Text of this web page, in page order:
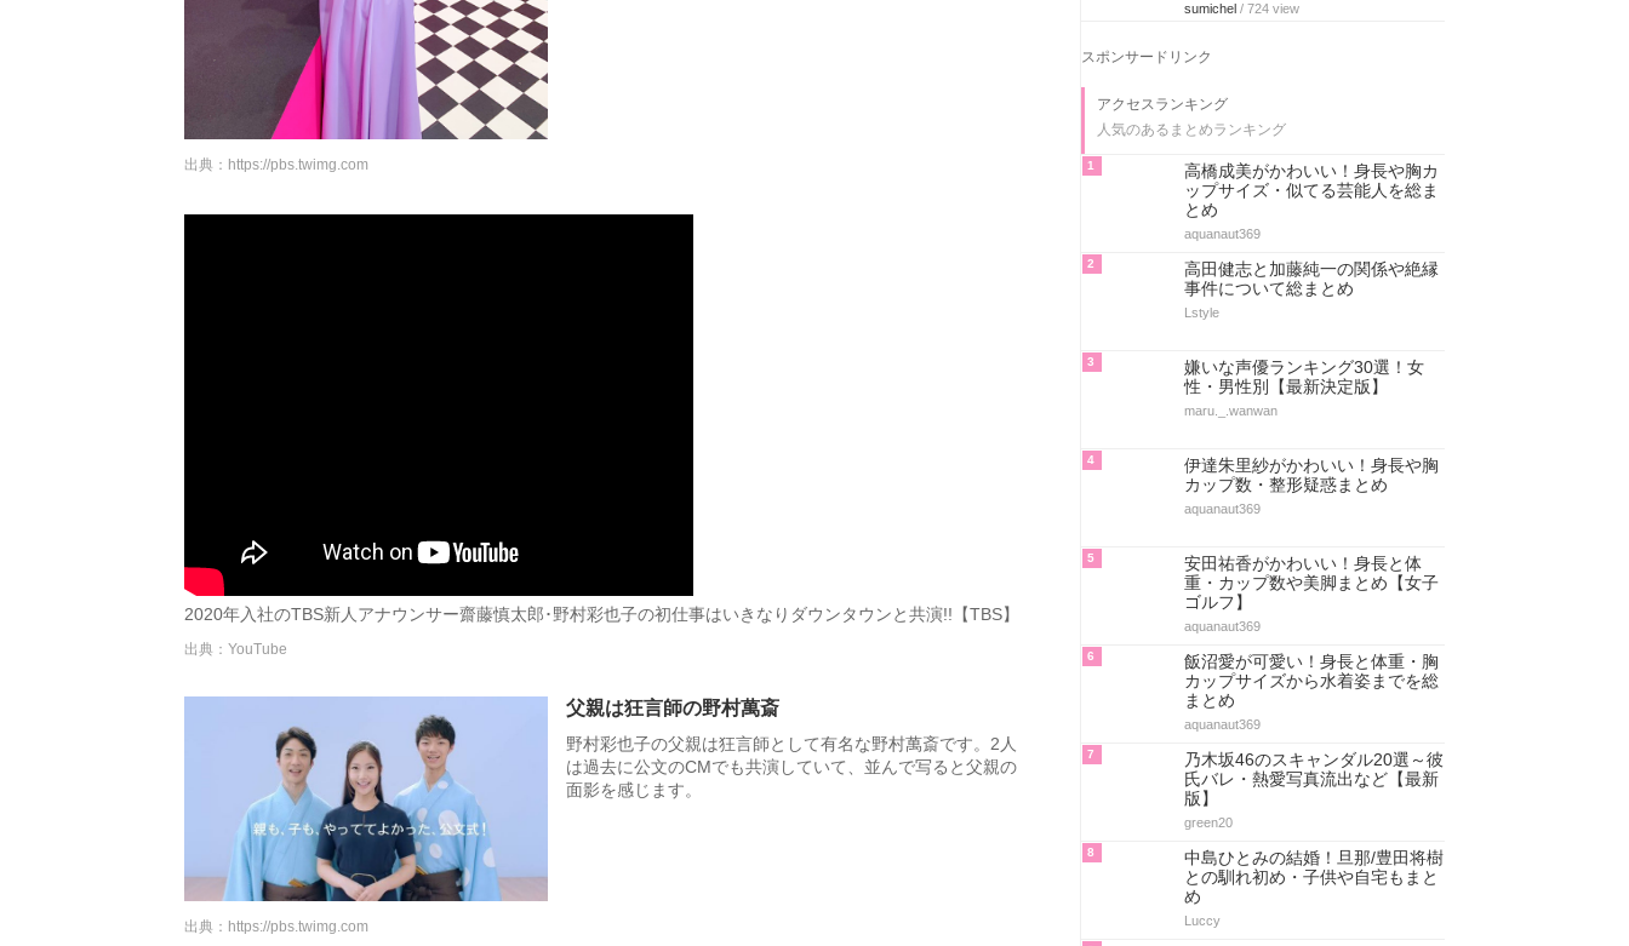
出典： https://pbs.twimg.com
2020年入社のTBS新人アナウンサー齋藤慎太郎･野村彩也子の初仕事はいきなりダウンタウンと共演!!【TBS】
出典：YouTube
父親は狂言師の野村萬斎
野村彩也子の父親は狂言師として有名な野村萬斎です。2人
は過去に公文のCMでも共演していて、並んで写ると父親の
面影を感じます。
出典： https://pbs.twimg.com
sumichel / 724 view
スポンサードリンク
アクセスランキング
人気のあるまとめランキング
1
高橋成美がかわいい！身長や胸カ
ップサイズ・似てる芸能人を総ま
とめ
aquanaut369
2
高田健志と加藤純一の関係や絶縁
事件について総まとめ
Lstyle
3
嫌いな声優ランキング30選！女
性・男性別【最新決定版】
maru._.wanwan
4
伊達朱里紗がかわいい！身長や胸
カップ数・整形疑惑まとめ
aquanaut369
5
安田祐香がかわいい！身長と体
重・カップ数や美脚まとめ【女子
ゴルフ】
aquanaut369
6
飯沼愛が可愛い！身長と体重・胸
カップサイズから水着姿までを総
まとめ
aquanaut369
7
乃木坂46のスキャンダル20選～彼
氏バレ・熱愛写真流出など【最新
版】
green20
8
中島ひとみの結婚！旦那/豊田将樹
との馴れ初め・子供や自宅もまと
め
Luccy